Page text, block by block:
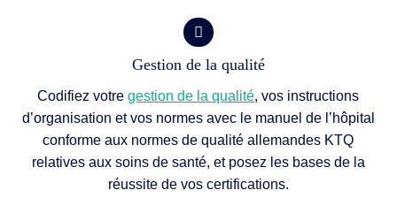
Gestion de la qualité
Codifiez votregestion de la qualité, vos instructions
d’organisation et vos normes avec le manuel de l’hôpital
conforme aux normes de qualité allemandes KTQ
relatives aux soins de santé, et posez les bases de la
réussite de vos certifications.